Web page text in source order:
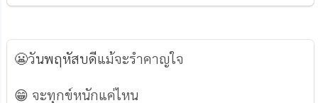
😬วันพฤหัสบดีแม้จะรำคาญใจ
😁 จะทุกข์หนักแค่ไหน